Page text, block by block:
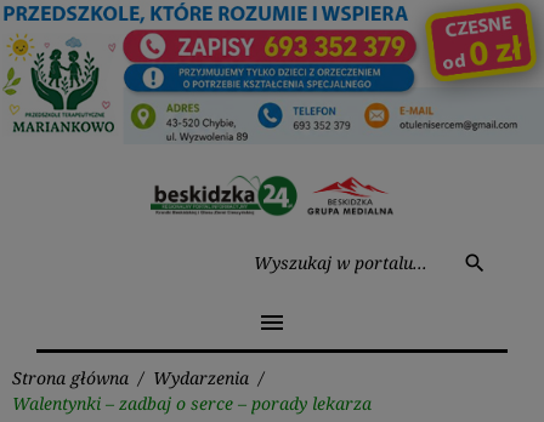
Przejdź
do
treści
search
menu
Strona główna / Wydarzenia /
Walentynki – zadbaj o serce – porady lekarza